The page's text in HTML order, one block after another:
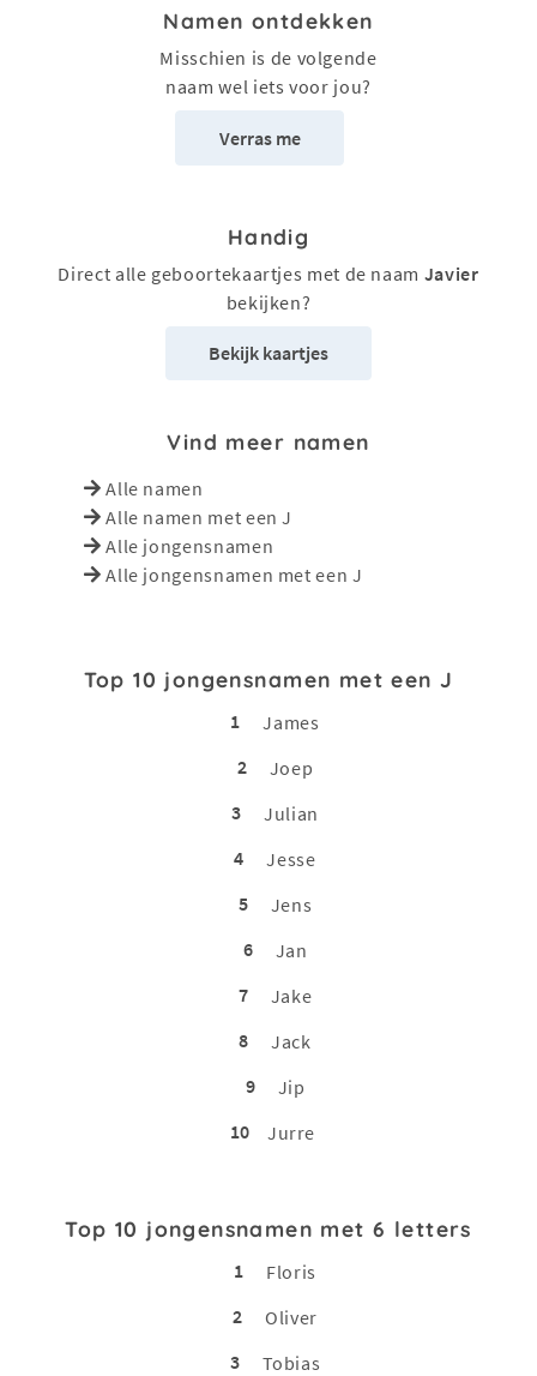
Namen ontdekken
Misschien is de volgende
naam wel iets voor jou?
Verras me
Handig
Direct alle geboortekaartjes met de naam Javier
bekijken?
Bekijk kaartjes
Vind meer namen
Alle namen
Alle namen met een J
Alle jongensnamen
Alle jongensnamen met een J
Top 10 jongensnamen met een J
1
James
2
Joep
3
Julian
4
Jesse
5
Jens
6
Jan
7
Jake
8
Jack
9
Jip
10
Jurre
Top 10 jongensnamen met 6 letters
1
Floris
2
Oliver
3
Tobias